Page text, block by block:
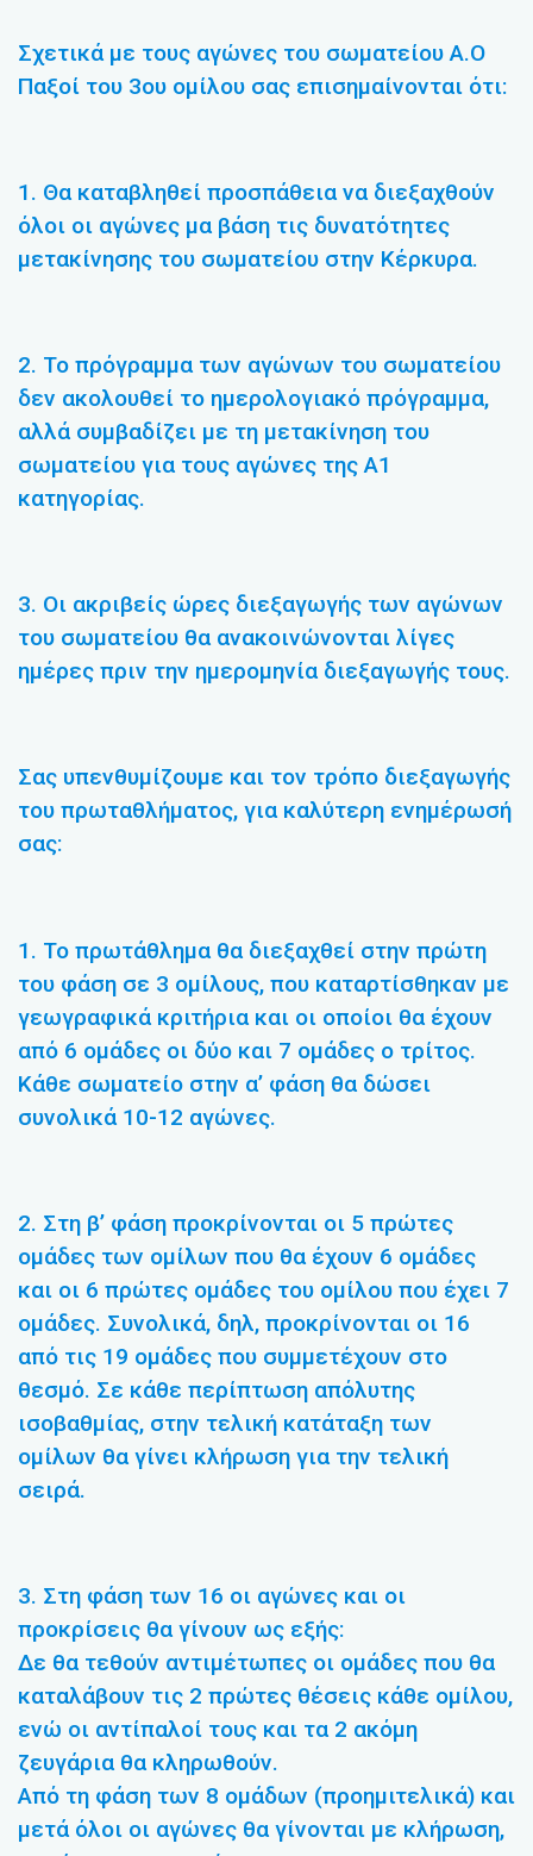
Σχετικά με τους αγώνες του σωματείου Α.Ο
Παξοί του 3ου ομίλου σας επισημαίνονται ότι:
1. Θα καταβληθεί προσπάθεια να διεξαχθούν
όλοι οι αγώνες μα βάση τις δυνατότητες
μετακίνησης του σωματείου στην Κέρκυρα.
2. Το πρόγραμμα των αγώνων του σωματείου
δεν ακολουθεί το ημερολογιακό πρόγραμμα,
αλλά συμβαδίζει με τη μετακίνηση του
σωματείου για τους αγώνες της Α1
κατηγορίας.
3. Οι ακριβείς ώρες διεξαγωγής των αγώνων
του σωματείου θα ανακοινώνονται λίγες
ημέρες πριν την ημερομηνία διεξαγωγής τους.
Σας υπενθυμίζουμε και τον τρόπο διεξαγωγής
του πρωταθλήματος, για καλύτερη ενημέρωσή
σας:
1. Το πρωτάθλημα θα διεξαχθεί στην πρώτη
του φάση σε 3 ομίλους, που καταρτίσθηκαν με
γεωγραφικά κριτήρια και οι οποίοι θα έχουν
από 6 ομάδες οι δύο και 7 ομάδες ο τρίτος.
Κάθε σωματείο στην α’ φάση θα δώσει
συνολικά 10-12 αγώνες.
2. Στη β’ φάση προκρίνονται οι 5 πρώτες
ομάδες των ομίλων που θα έχουν 6 ομάδες
και οι 6 πρώτες ομάδες του ομίλου που έχει 7
ομάδες. Συνολικά, δηλ, προκρίνονται οι 16
από τις 19 ομάδες που συμμετέχουν στο
θεσμό. Σε κάθε περίπτωση απόλυτης
ισοβαθμίας, στην τελική κατάταξη των
ομίλων θα γίνει κλήρωση για την τελική
σειρά.
3. Στη φάση των 16 οι αγώνες και οι
προκρίσεις θα γίνουν ως εξής:
Δε θα τεθούν αντιμέτωπες οι ομάδες που θα
καταλάβουν τις 2 πρώτες θέσεις κάθε ομίλου,
ενώ οι αντίπαλοί τους και τα 2 ακόμη
ζευγάρια θα κληρωθούν.
Από τη φάση των 8 ομάδων (προημιτελικά) και
μετά όλοι οι αγώνες θα γίνονται με κλήρωση,